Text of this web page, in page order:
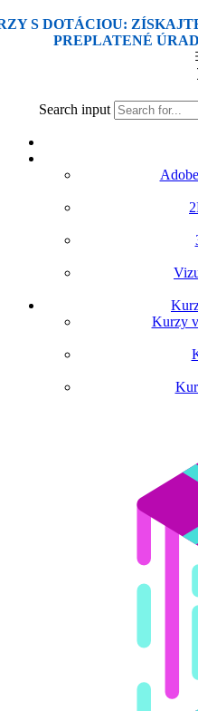
Search input
Kurzy